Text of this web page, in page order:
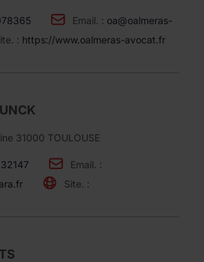
Email. : oa@oalmeras-
: https://www.oalmeras-avocat.fr
31000 TOULOUSE
Email. :
Site. :